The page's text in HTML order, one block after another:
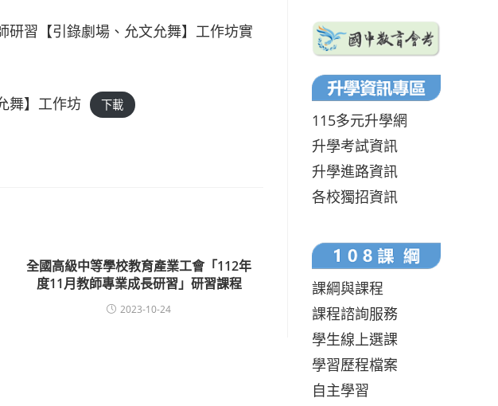
研習【引錄劇場、允文允舞】工作坊實
舞】工作坊 下載
全國高級中等學校教育產業工會「112年
度11月教師專業成長研習」研習課程
2023-10-24
115多元升學網
升學考試資訊
升學進路資訊
各校獨招資訊
課綱與課程
課程諮詢服務
學生線上選課
學習歷程檔案
自主學習